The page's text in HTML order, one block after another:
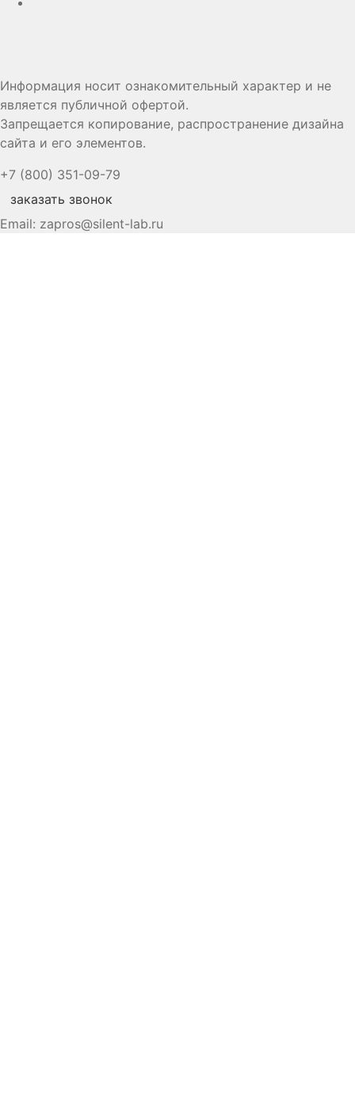
Информация носит ознакомительный характер и не
является публичной офертой.
Запрещается копирование, распространение дизайна
сайта и его элементов.
+7 (800) 351-09-79
заказать звонок
Email: zapros@silent-lab.ru